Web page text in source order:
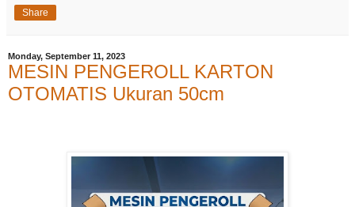
Share
Monday, September 11, 2023
MESIN PENGEROLL KARTON
OTOMATIS Ukuran 50cm